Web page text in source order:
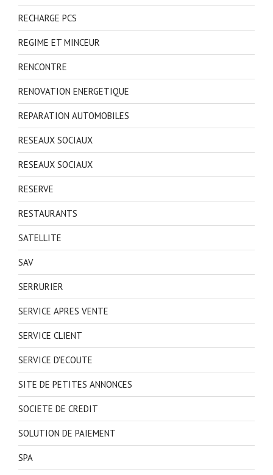
RECHARGE PCS
REGIME ET MINCEUR
RENCONTRE
RENOVATION ENERGETIQUE
REPARATION AUTOMOBILES
RESEAUX SOCIAUX
RESEAUX SOCIAUX
RESERVE
RESTAURANTS
SATELLITE
SAV
SERRURIER
SERVICE APRES VENTE
SERVICE CLIENT
SERVICE D'ECOUTE
SITE DE PETITES ANNONCES
SOCIETE DE CREDIT
SOLUTION DE PAIEMENT
SPA